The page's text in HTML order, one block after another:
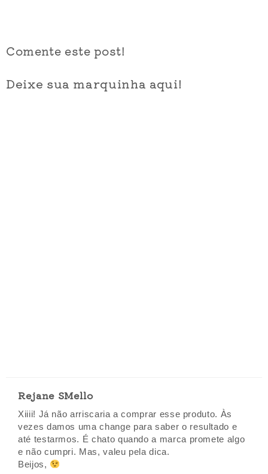
Comente este post!
Deixe sua marquinha aqui!
Rejane SMello
Xiiii! Já não arriscaria a comprar esse produto. Às
vezes damos uma change para saber o resultado e
até testarmos. É chato quando a marca promete algo
e não cumpri. Mas, valeu pela dica.
Beijos,